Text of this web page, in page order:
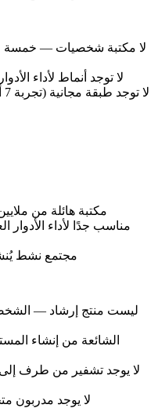
لا مكتبة شخصيات — خمسة
لا توجد أنماط لأداء
مكتبة هائلة من
مناسب جدًا لأداء الأدوار
مجتمع نشط
ليست منتج إرشاد —
لا يوجد تشفير من طرف
لا يوجد مدربون